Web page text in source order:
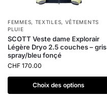
FEMMES, TEXTILES, VÊTEMENTS
PLUIE
SCOTT Veste dame Explorair
Légère Dryo 2.5 couches – gris
spray/bleu fonçé
CHF 170.00
Choix des options